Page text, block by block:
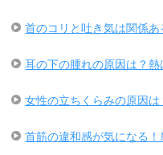
首のコリと吐き気は関係
耳の下の腫れの原因は？熱
女性の立ちくらみの原因は
首筋の違和感が気になる！